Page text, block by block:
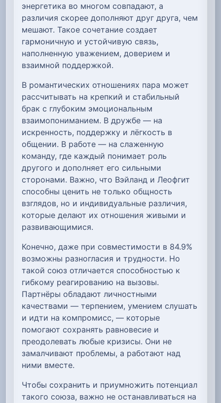
энергетика во многом совпадают, а
различия скорее дополняют друг друга, чем
мешают. Такое сочетание создает
гармоничную и устойчивую связь,
наполненную уважением, доверием и
взаимной поддержкой.
В романтических отношениях пара может
рассчитывать на крепкий и стабильный
брак с глубоким эмоциональным
взаимопониманием. В дружбе — на
искренность, поддержку и лёгкость в
общении. В работе — на слаженную
команду, где каждый понимает роль
другого и дополняет его сильными
сторонами. Важно, что Вэйланд и Леофгит
способны ценить не только общность
взглядов, но и индивидуальные различия,
которые делают их отношения живыми и
развивающимися.
Конечно, даже при совместимости в 84.9%
возможны разногласия и трудности. Но
такой союз отличается способностью к
гибкому реагированию на вызовы.
Партнёры обладают личностными
качествами — терпением, умением слушать
и идти на компромисс, — которые
помогают сохранять равновесие и
преодолевать любые кризисы. Они не
замалчивают проблемы, а работают над
ними вместе.
Чтобы сохранить и приумножить потенциал
такого союза, важно не останавливаться на